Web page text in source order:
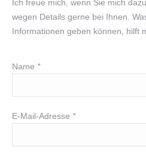
Ich freue mich, wenn Sie mich
wegen Details gerne bei Ihnen.
Informationen geben können, hilft
Name *
E-Mail-Adresse *